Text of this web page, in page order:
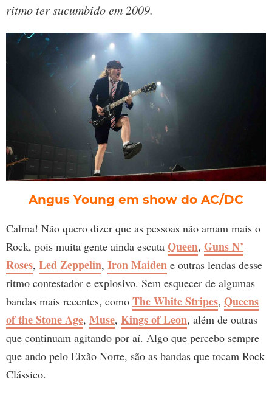
ritmo ter sucumbido em 2009.
Angus Young em show do AC/DC
Calma! Não quero dizer que as pessoas não amam mais o
Rock, pois muita gente ainda escuta Queen, Guns N’
Roses, Led Zeppelin, Iron Maiden e outras lendas desse
ritmo contestador e explosivo. Sem esquecer de algumas
bandas mais recentes, como The White Stripes, Queens
of the Stone Age, Muse, Kings of Leon, além de outras
que continuam agitando por aí. Algo que percebo sempre
que ando pelo Eixão Norte, são as bandas que tocam Rock
Clássico.